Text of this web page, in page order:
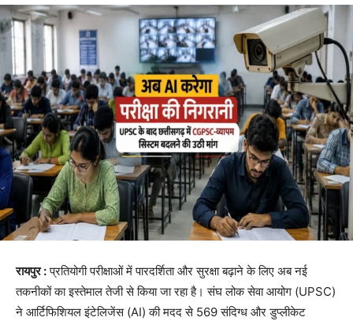
रायपुर :प्रतियोगी परीक्षाओं में पारदर्शिता और सुरक्षा बढ़ाने के लिए अब नई
तकनीकों का इस्तेमाल तेजी से किया जा रहा है। संघ लोक सेवा आयोग (UPSC)
ने आर्टिफिशियल इंटेलिजेंस (AI) की मदद से 569 संदिग्ध और डुप्लीकेट